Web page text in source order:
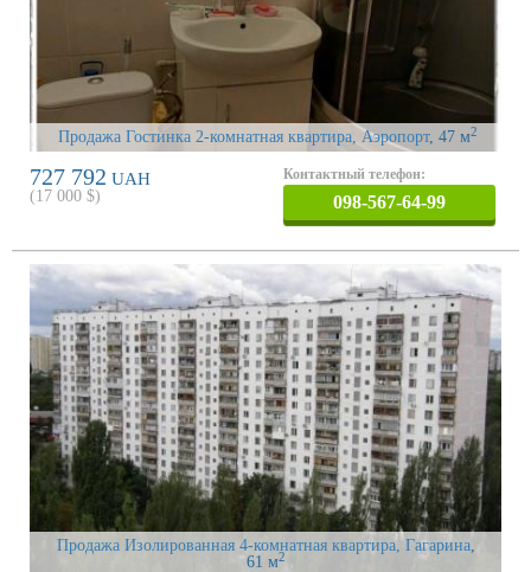
Продажа Гостинка 2-комнатная квартира, Аэропорт, 47 м2
727 792 UAH
(17 000 $)
Контактный телефон:
098-567-64-99
Продажа Изолированная 4-комнатная квартира, Гагарина,
61 м2